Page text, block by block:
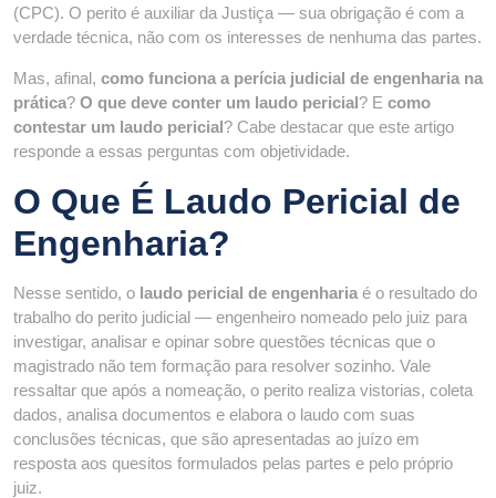
(CPC). O perito é auxiliar da Justiça — sua obrigação é com a
verdade técnica, não com os interesses de nenhuma das partes.
Mas, afinal, como funciona a perícia judicial de engenharia na
prática? O que deve conter um laudo pericial? E como
contestar um laudo pericial? Cabe destacar que este artigo
responde a essas perguntas com objetividade.
O Que É Laudo Pericial de
Engenharia?
Nesse sentido, o laudo pericial de engenharia é o resultado do
trabalho do perito judicial — engenheiro nomeado pelo juiz para
investigar, analisar e opinar sobre questões técnicas que o
magistrado não tem formação para resolver sozinho. Vale
ressaltar que após a nomeação, o perito realiza vistorias, coleta
dados, analisa documentos e elabora o laudo com suas
conclusões técnicas, que são apresentadas ao juízo em
resposta aos quesitos formulados pelas partes e pelo próprio
juiz.